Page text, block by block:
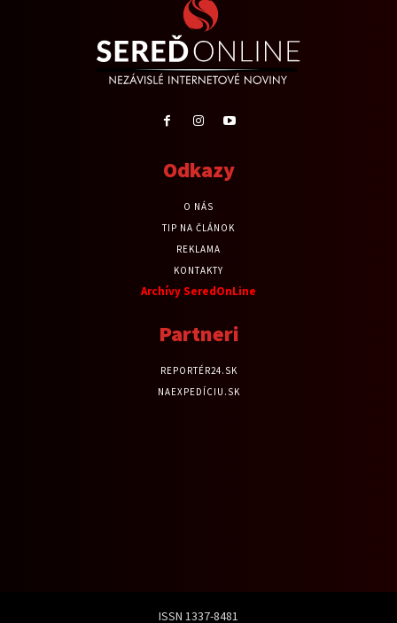
Odkazy
O NÁS
TIP NA ČLÁNOK
REKLAMA
KONTAKTY
Archívy SeredOnLine
Partneri
REPORTÉR24.SK
NAEXPEDÍCIU.SK
ISSN 1337-8481